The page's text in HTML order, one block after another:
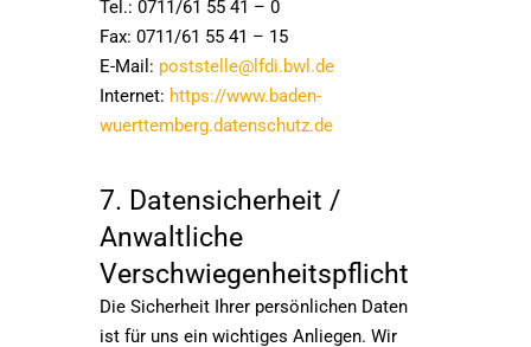
Tel.: 0711/61 55 41 – 0
Fax: 0711/61 55 41 – 15
E-Mail: poststelle@lfdi.bwl.de
Internet: https://www.baden-
wuerttemberg.datenschutz.de
7. Datensicherheit /
Anwaltliche
Verschwiegenheitspflicht
Die Sicherheit Ihrer persönlichen Daten
ist für uns ein wichtiges Anliegen. Wir